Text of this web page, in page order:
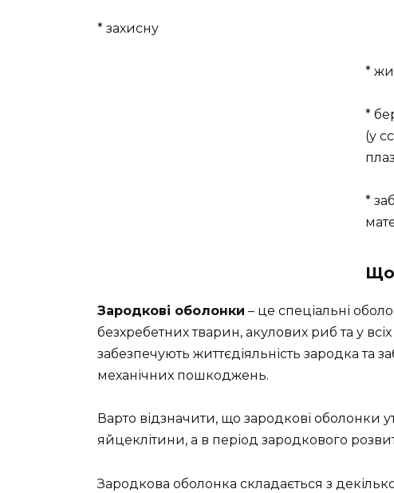
* захисну
*
*
(у
*
Що
Зародкові оболонки – це спеціальні
безхребетних тварин, акулових риб та у
забезпечують життєдіяльність зародка та
механічних пошкоджень.
Варто відзначити, що зародкові оболонки
яйцеклітини, а в період зародкового
Зародкова оболонка складається з